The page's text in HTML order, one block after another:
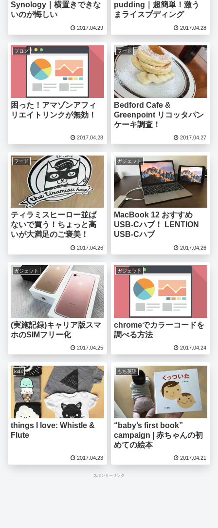
Synology｜横置きできな
いのが悔しい
2017.04.29
pudding｜超簡単！激う
まライスプディング
2017.04.28
ブログ
困った！アマゾンアフィ
リエイトリンクが無効！
2017.04.28
フード
Bedford Cafe &
Greenpoint リコッタパン
ケーキ調査！
2017.04.27
フード
ティラミスヒーロー並ば
ないで買う！ちょっと高
いが大満足のご褒美！
2017.04.26
ガジェット
MacBook 12 おすすめ
USB-Cハブ！ LENTION
USB-Cハブ
2017.04.26
ガジェット
(実施記録)キャリア版スマ
ホのSIMフリー化
2017.04.25
ガジェット
chromeでカラーコードを
調べる方法
2017.04.24
kids
things I love: Whistle &
Flute
2017.04.23
もち英語
“baby’s first book”
campaign | 赤ちゃんの初
めての絵本
2017.04.21
スポンサーリンク